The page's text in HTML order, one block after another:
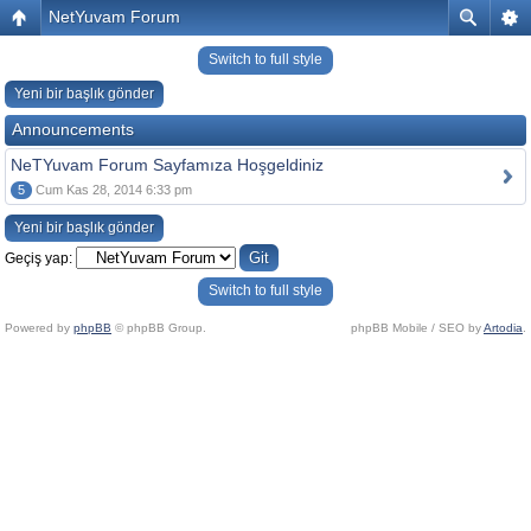
NetYuvam Forum
Switch to full style
Yeni bir başlık gönder
Announcements
NeTYuvam Forum Sayfamıza Hoşgeldiniz
5 Cum Kas 28, 2014 6:33 pm
Yeni bir başlık gönder
Geçiş yap:
Switch to full style
Powered by phpBB © phpBB Group. phpBB Mobile / SEO byArtodia